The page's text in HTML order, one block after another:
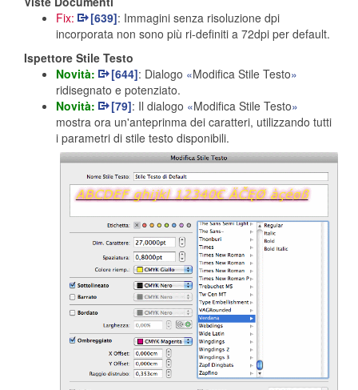
Fix:
[639]: Immagini senza risoluzione dpi
incorporata non sono più ri-definiti a 72dpi per default.
Ispettore Stile Testo
Novità:
[644]: Dialogo
Modifica Stile Testo
ridisegnato e potenziato.
Novità:
[79]: Il dialogo
Modifica Stile Testo
mostra ora un'anteprinma dei caratteri, utilizzando tutti
i parametri di stile testo disponibili.